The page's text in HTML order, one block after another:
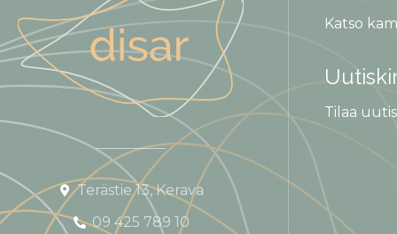
Terästie 13, Kerava
09 425 789 10
Katso
Tilaa